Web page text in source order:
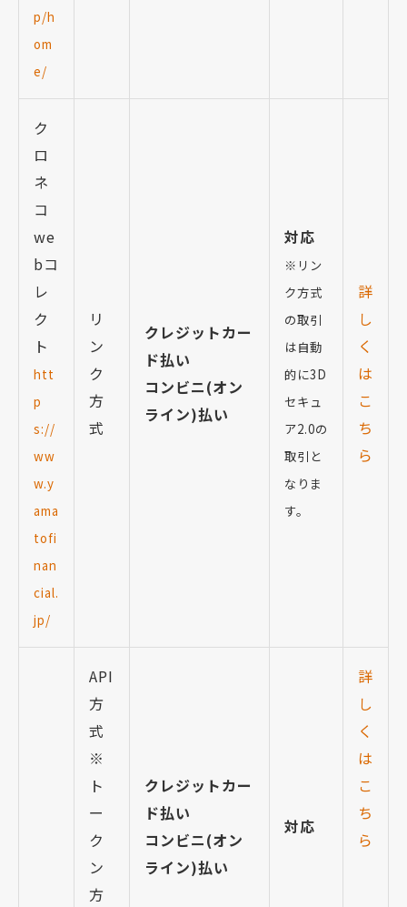
p/h
om
e/
ク
ロ
ネ
コ
we
bコ
レ
ク
ト
htt
p
s://
ww
w.y
ama
tofi
nan
cial.
jp/
リ
ン
ク
方
式
クレジットカー
ド払い
コンビニ(オン
ライン)払い
対応
※リン
ク方式
の取引
は自動
的に3D
セキュ
ア2.0の
取引と
なりま
す。
詳
し
く
は
こ
ち
ら
API
方
式
※
ト
ー
ク
ン
方
クレジットカー
ド払い
コンビニ(オン
ライン)払い
対応
詳
し
く
は
こ
ち
ら